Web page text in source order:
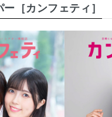
［カンフェティ］